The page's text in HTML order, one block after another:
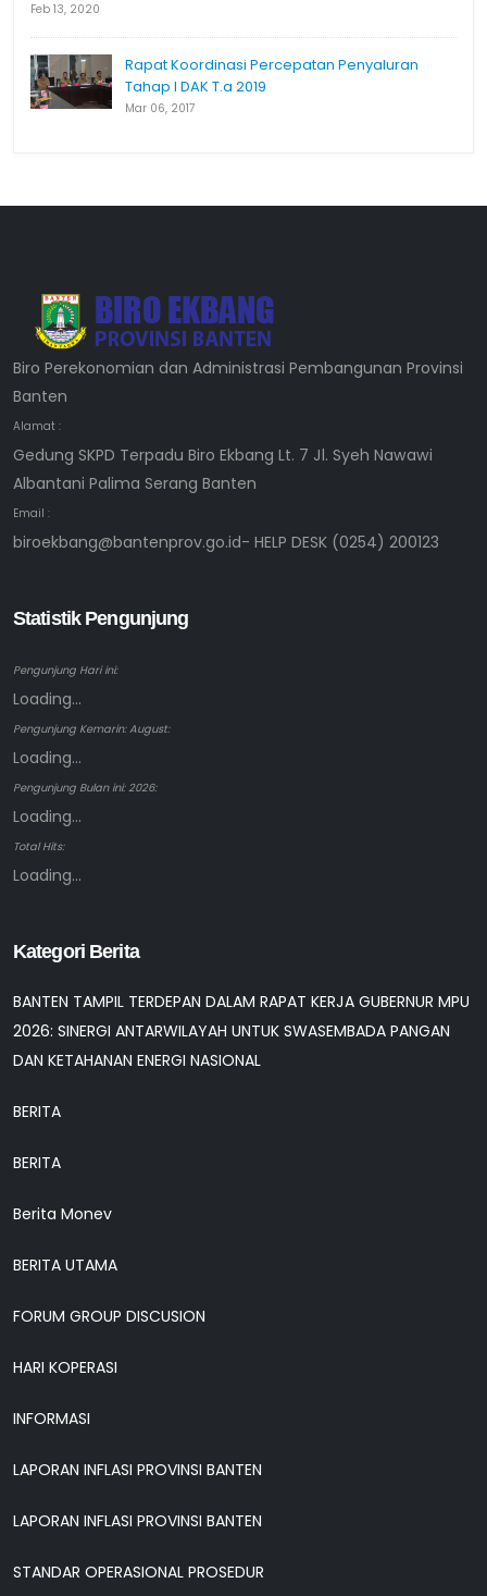
Feb 13, 2020
Rapat Koordinasi Percepatan Penyaluran
Tahap I DAK T.a 2019
Mar 06, 2017
Biro Perekonomian dan Administrasi Pembangunan Provinsi
Banten
Alamat :
Gedung SKPD Terpadu Biro Ekbang Lt. 7 Jl. Syeh Nawawi
Albantani Palima Serang Banten
Email :
biroekbang@bantenprov.go.id- HELP DESK (0254) 200123
Statistik Pengunjung
Pengunjung Hari ini:
Loading...
Pengunjung Kemarin: August:
Loading...
Pengunjung Bulan ini: 2026:
Loading...
Total Hits:
Loading...
Kategori Berita
BANTEN TAMPIL TERDEPAN DALAM RAPAT KERJA GUBERNUR MPU
2026: SINERGI ANTARWILAYAH UNTUK SWASEMBADA PANGAN
DAN KETAHANAN ENERGI NASIONAL
BERITA
BERITA
Berita Monev
BERITA UTAMA
FORUM GROUP DISCUSION
HARI KOPERASI
INFORMASI
LAPORAN INFLASI PROVINSI BANTEN
LAPORAN INFLASI PROVINSI BANTEN
STANDAR OPERASIONAL PROSEDUR